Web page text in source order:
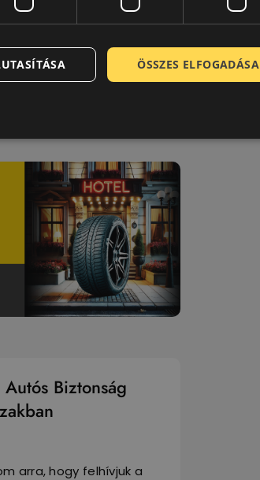
teljesítményű hibrid
a…
Biztonság
arra, hogy felhívjuk a
ÖSSZES ELFOGADÁSA